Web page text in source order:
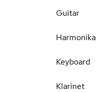
Guitar
Harmonika
Keyboard
Klarinet